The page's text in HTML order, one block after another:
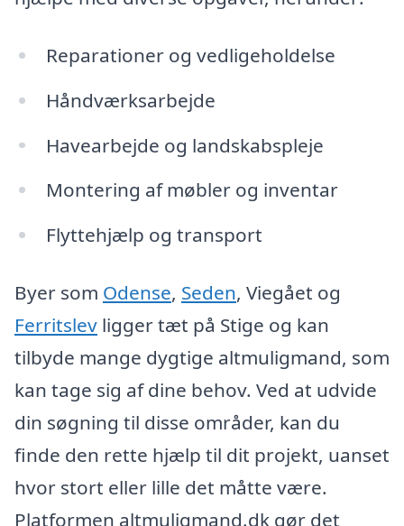
Reparationer og vedligeholdelse
Håndværksarbejde
Havearbejde og landskabspleje
Montering af møbler og inventar
Flyttehjælp og transport
Byer som Odense, Seden, Viegået og
Ferritslev ligger tæt på Stige og kan
tilbyde mange dygtige altmuligmand, som
kan tage sig af dine behov. Ved at udvide
din søgning til disse områder, kan du
finde den rette hjælp til dit projekt, uanset
hvor stort eller lille det måtte være.
Platformen altmuligmand.dk gør det